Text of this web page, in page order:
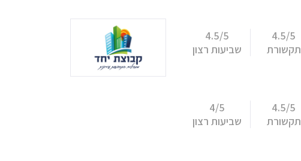
4.5/5
תקשורת
4.5/5
שביעות רצון
4.5/5
תקשורת
4/5
שביעות רצון